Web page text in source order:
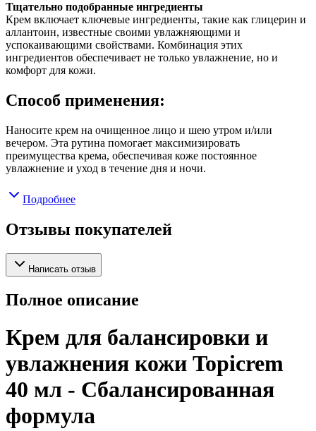
Тщательно подобранные ингредиенты
Крем включает ключевые ингредиенты, такие как глицерин и
аллантоин, известные своими увлажняющими и
успокаивающими свойствами. Комбинация этих
ингредиентов обеспечивает не только увлажнение, но и
комфорт для кожи.
Способ применения:
Наносите крем на очищенное лицо и шею утром и/или
вечером. Эта рутина помогает максимизировать
преимущества крема, обеспечивая коже постоянное
увлажнение и уход в течение дня и ночи.
Подробнее
Отзывы покупателей
Написать отзыв
Полное описание
Крем для балансировки и
увлажнения кожи Topicrem
40 мл - Сбалансированная
формула